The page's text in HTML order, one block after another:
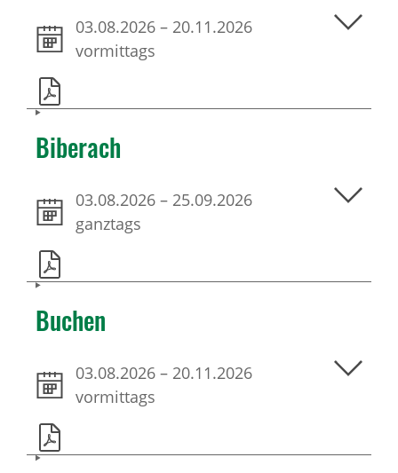
03.08.2026 – 20.11.2026
vormittags
Biberach
03.08.2026 – 25.09.2026
ganztags
Buchen
03.08.2026 – 20.11.2026
vormittags